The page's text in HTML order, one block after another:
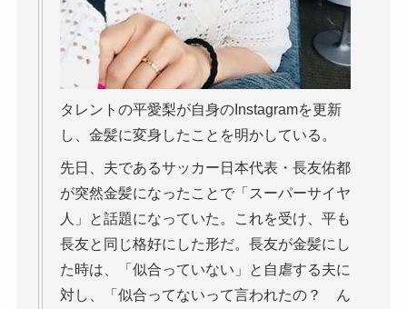
タレントの平愛梨が自身のInstagramを更新
し、金髪に変身したことを明かしている。
先日、夫であるサッカー日本代表・長友佑都
が突然金髪になったことで「スーパーサイヤ
人」と話題になっていた。これを受け、平も
長友と同じ格好にした形だ。長友が金髪にし
た時は、「似合っていない」と自虐する夫に
対し、「似合ってないって言われたの？ ん